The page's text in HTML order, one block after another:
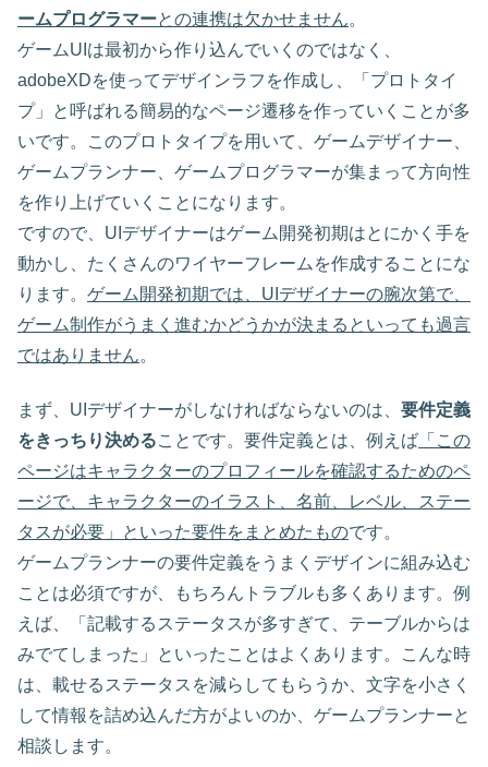
ームプログラマーとの連携は欠かせません。
ゲームUIは最初から作り込んでいくのではなく、
adobeXDを使ってデザインラフを作成し、「プロトタイ
プ」と呼ばれる簡易的なページ遷移を作っていくことが多
いです。このプロトタイプを用いて、ゲームデザイナー、
ゲームプランナー、ゲームプログラマーが集まって方向性
を作り上げていくことになります。
ですので、UIデザイナーはゲーム開発初期はとにかく手を
動かし、たくさんのワイヤーフレームを作成することにな
ります。 ゲーム開発初期では、UIデザイナーの腕次第で、
ゲーム制作がうまく進むかどうかが決まるといっても過言
ではありません。
まず、UIデザイナーがしなければならないのは、 要件定義
をきっちり決めることです。要件定義とは、例えば 「この
ページはキャラクターのプロフィールを確認するためのペ
ージで、キャラクターのイラスト、名前、レベル、ステー
タスが必要」といった要件をまとめたものです。
ゲームプランナーの要件定義をうまくデザインに組み込む
ことは必須ですが、もちろんトラブルも多くあります。例
えば、「記載するステータスが多すぎて、テーブルからは
みでてしまった」といったことはよくあります。こんな時
は、載せるステータスを減らしてもらうか、文字を小さく
して情報を詰め込んだ方がよいのか、ゲームプランナーと
相談します。